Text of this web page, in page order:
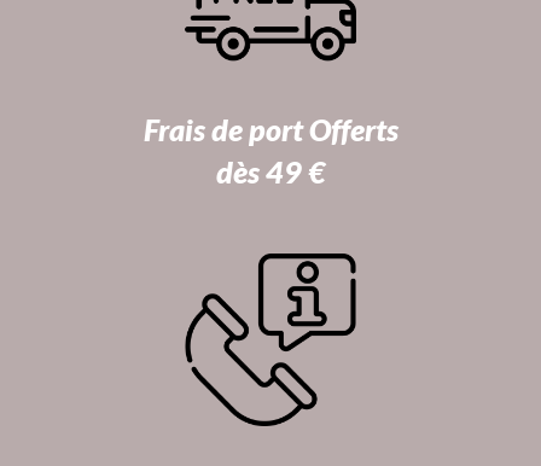
Frais de port Offerts
dès 49 €